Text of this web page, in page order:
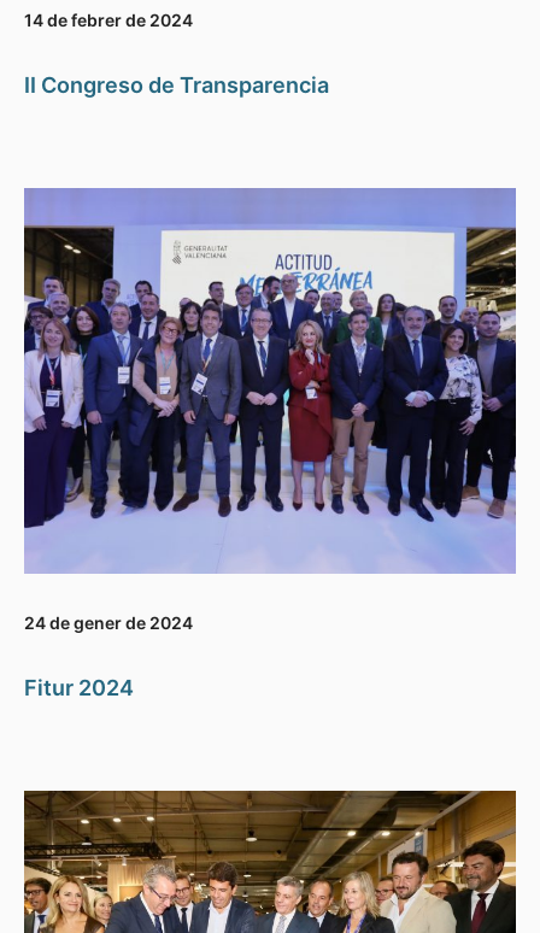
14 de febrer de 2024
II Congreso de Transparencia
24 de gener de 2024
Fitur 2024